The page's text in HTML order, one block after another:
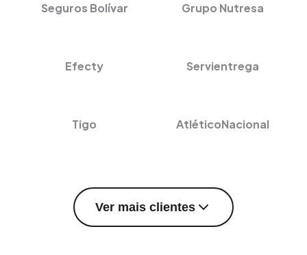
Seguros Bolívar Grupo Nutresa
Efecty Servientrega
Tigo AtléticoNacional
Ver mais clientes